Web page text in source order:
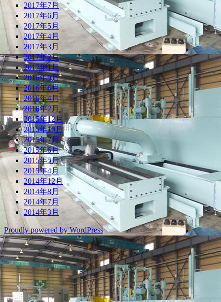
2017年7月
2017年6月
2017年5月
2017年4月
2017年3月
2017年2月
2017年1月
2016年9月
2016年6月
2016年4月
2016年2月
2015年12月
2015年10月
2015年7月
2015年6月
2015年5月
2015年4月
2014年12月
2014年8月
2014年7月
2014年3月
Proudly powered by WordPress